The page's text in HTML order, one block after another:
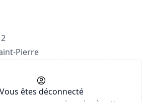
Pierre
Vous êtes déconnecté